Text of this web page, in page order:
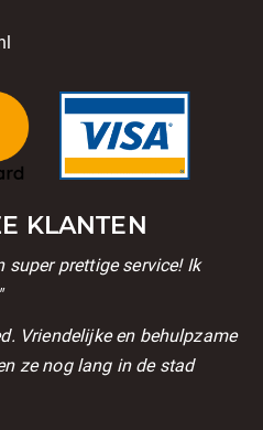
KLANTEN
super prettige service! Ik
Vriendelijke en behulpzame
ze nog lang in de stad